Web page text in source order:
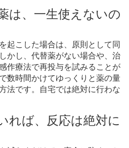
は、一生使えないの
起こした場合は、原則として同
かし、代替薬がない場合や、治
作療法で再投与を試みることが
数時間かけてゆっくりと薬の量
法です。自宅では絶対に行わな
れば、反応は絶対に